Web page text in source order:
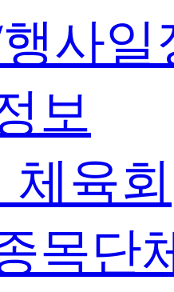
사일
보
체육회
목단